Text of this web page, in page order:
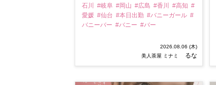
石川
#岐阜 #岡山 #広島 #香川 #高知 #
愛媛 #仙台 #本日出勤 #バニーガール #
バニーバー #バニー #バー
2026.08.06 (木)
美人茶屋 ミナミ
るな